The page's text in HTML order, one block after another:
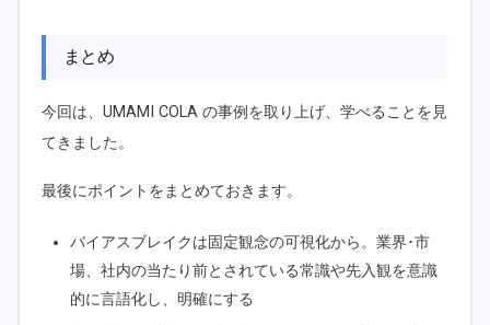
まとめ
今回は、UMAMI COLA の事例を取り上げ、学べることを見
てきました。
最後にポイントをまとめておきます。
バイアスブレイクは固定観念の可視化から。業界･市
場、社内の当たり前とされている常識や先入観を意識
的に言語化し、明確にする